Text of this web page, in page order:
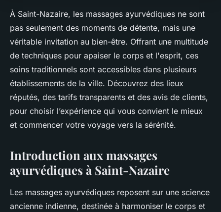
À Saint-Nazaire, les massages ayurvédiques ne sont
pas seulement des moments de détente, mais une
véritable invitation au bien-être. Offrant une multitude
de techniques pour apaiser le corps et l'esprit, ces
soins traditionnels sont accessibles dans plusieurs
établissements de la ville. Découvrez des lieux
réputés, des tarifs transparents et des avis de clients,
pour choisir l’expérience qui vous convient le mieux
et commencer votre voyage vers la sérénité.
Introduction aux massages
ayurvédiques à Saint-Nazaire
Les massages ayurvédiques reposent sur une science
ancienne indienne, destinée à harmoniser le corps et